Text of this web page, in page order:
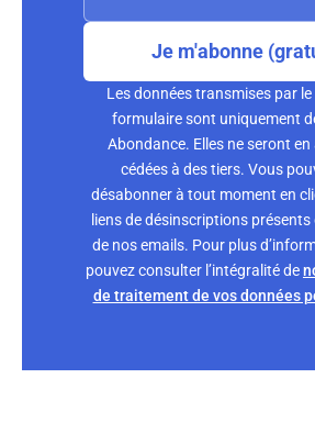
Je m'abonne
Les données transmises par le
formulaire sont uniquement
Abondance. Elles ne seront
cédées à des tiers. Vous
désabonner à tout moment en
liens de désinscriptions
de nos emails. Pour plus
pouvez consulter l’intégralité de
de traitement de vos données